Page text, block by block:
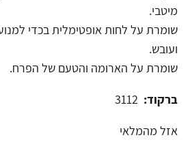
מיטבי.
שומרת על לחות אופטימלית בכדי
ועובש.
שומרת על הארומה והטעם של הפרח.
ברקוד:
אזל מהמלאי